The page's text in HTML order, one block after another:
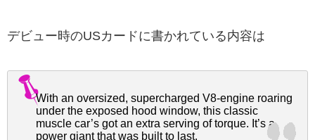
デビュー時のUSカードに書かれている内容は
With an oversized, supercharged V8-engine roaring
under the exposed hood window, this classic
muscle car’s got an extra serving of torque. It’s a
power giant that was built to last.